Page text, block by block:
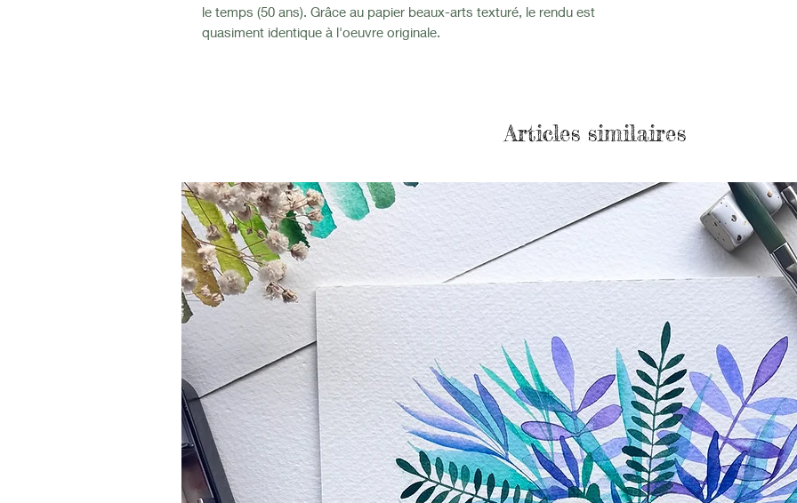
le temps (50 ans). Grâce au papier beaux-arts texturé, le rendu est
quasiment identique à l'oeuvre originale.
Articles similaires